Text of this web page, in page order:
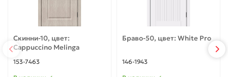
Скинни-10, цвет:
Cappuccino Melinga
153-7463
Браво-50, цвет: White Pro
146-1943